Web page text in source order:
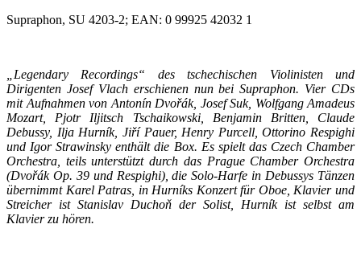
Supraphon, SU 4203-2; EAN: 0 99925 42032 1
„Legendary Recordings“ des tschechischen Violinisten und
Dirigenten Josef Vlach erschienen nun bei Supraphon. Vier CDs
mit Aufnahmen von Antonín Dvořák, Josef Suk, Wolfgang Amadeus
Mozart, Pjotr Iljitsch Tschaikowski, Benjamin Britten, Claude
Debussy, Ilja Hurník, Jiří Pauer, Henry Purcell, Ottorino Respighi
und Igor Strawinsky enthält die Box. Es spielt das Czech Chamber
Orchestra, teils unterstützt durch das Prague Chamber Orchestra
(Dvořák Op. 39 und Respighi), die Solo-Harfe in Debussys Tänzen
übernimmt Karel Patras, in Hurníks Konzert für Oboe, Klavier und
Streicher ist Stanislav Duchoň der Solist, Hurník ist selbst am
Klavier zu hören.